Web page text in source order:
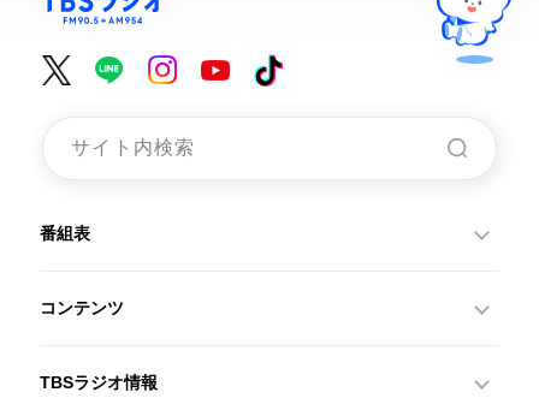
番組表
コンテンツ
TBSラジオ情報